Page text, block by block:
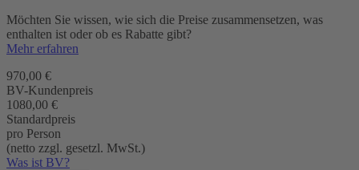
Möchten Sie wissen, wie sich die Preise zusammensetzen, was
enthalten ist oder ob es Rabatte gibt?
Mehr erfahren
970,00 €
BV-Kundenpreis
1080,00 €
Standardpreis
pro Person
(netto zzgl. gesetzl. MwSt.)
Was ist BV?